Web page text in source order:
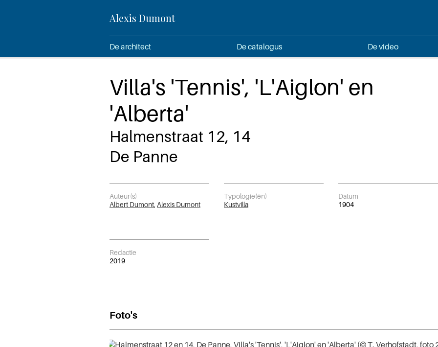
Alexis Dumont
De architect De catalogus De video
Villa's 'Tennis', 'L'Aiglon' en
'Alberta'
Halmenstraat 12, 14
De Panne
Auteur(s)
Albert Dumont Alexis Dumont
Typologie(ën)
Kustvilla
Datum
1904
Redactie
2019
Foto's